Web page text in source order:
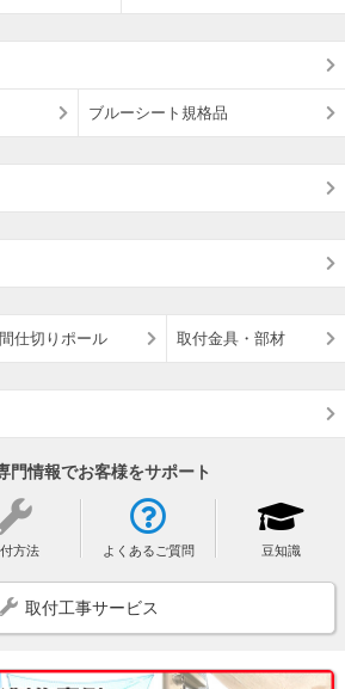
ブルーシート規格品
間仕切りポール 取付金具・部材
門情報でお客様をサポート
方法 よくあるご質問 豆知識
取付工事サービス